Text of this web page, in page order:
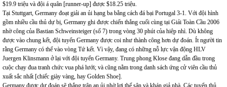
$19.9 triệu và đội á quân [runner-up] được $18.25 triệu.
Tại Stuttgart, Germany đoạt giải an ủi hạng ba bằng cách đá bại Portugal 3-1. Với đội hình
gồm nhiều cầu thủ dự bị, Germany ghi được chiến thắng cuối cùng tại Giải Toàn Cầu 2006
nhờ công của Bastian Schweinsteiger (số 7) trong vòng 30 phút của hiệp nhì. Dù không
được vào chung kết, đội tuyển Germany được coi như thành công hơn dự đoán. Ít người tin
rằng Germany có thể vào vòng Tứ kết. Vì vậy, đang có những nỗ lực vận động HLV
Juergen Klinsmann ở lại với đội tuyển Germany. Trung phong Klose đang dẫn đầu trong
cuộc chạy đua tranh chức vua phá lưới; và cũng nằm trong danh sách ứng cử viên cầu thủ
xuất sắc nhất [chiếc giày vàng, hay Golden Shoe].
Germany được dự đoán sẽ thắng trận an ủi nhờ lợi thế sân và khán giả nhà. Các tuyển thủ